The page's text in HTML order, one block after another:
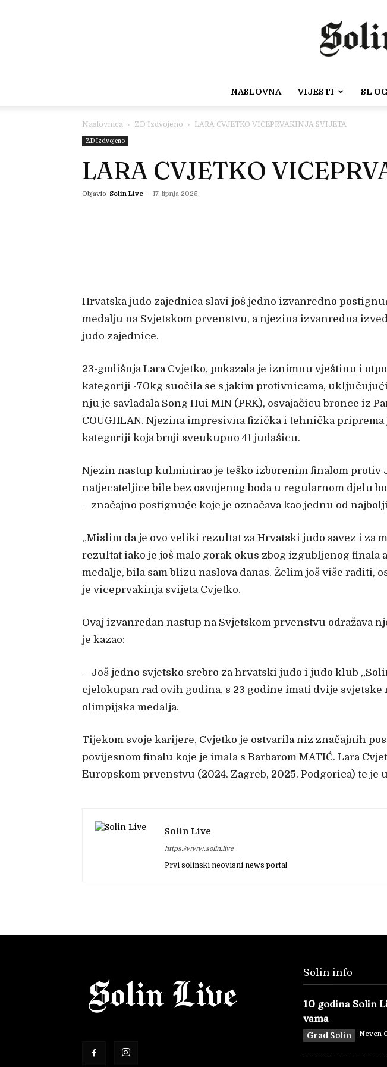
NASLOVNA VIJESTI SL
Naslovnica ZD Izdvojeno LARA CVJETKO VICEPRVAKINJA SVIJETA
ZD Izdvojeno
LARA CVJETKO
Objavio Solin Live - 17. lipnja 2025.
Hrvatska judo zajednica slavi još jedno izvanredno
medalju na Svjetskom prvenstvu, a njezina izvanredna
judo zajednice.
23-godišnja Lara Cvjetko, pokazala je iznimnu vještinu i
kategoriji -70kg suočila se s jakim protivnicama,
nju je savladala Song Hui MIN (PRK), osvajačicu bronce iz
COUGHLAN. Njezina impresivna fizička i tehnička
kategoriji koja broji sveukupno 41 judašicu.
Njezin nastup kulminirao je teško izborenim finalom protiv
natjecateljice bile bez osvojenog boda u regularnom djelu
– značajno postignuće koje je označava kao jednu od
„Mislim da je ovo veliki rezultat za Hrvatski judo savez i za
rezultat iako je još malo gorak okus zbog izgubljenog finala
medalje, bila sam blizu naslova danas. Želim još više raditi,
je viceprvakinja svijeta Cvjetko.
Ovaj izvanredan nastup na Svjetskom prvenstvu odražava
je kazao:
– Još jedno svjetsko srebro za hrvatski judo i judo klub
cjelokupan rad ovih godina, s 23 godine imati dvije
olimpijska medalja.
Tijekom svoje karijere, Cvjetko je ostvarila niz značajnih
povijesnom finalu koje je imala s Barbarom MATIĆ. Lara
Europskom prvenstvu (2024. Zagreb, 2025. Podgorica) te
Solin Live
https://www.solin.live
Prvi solinski neovisni news portal
Solin info
10 godina Solin
vama
Grad Solin Neven